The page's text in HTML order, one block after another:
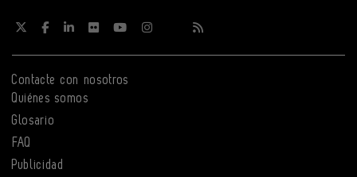
Contacte con nosotros
Quiénes somos
Glosario
FAQ
Publicidad